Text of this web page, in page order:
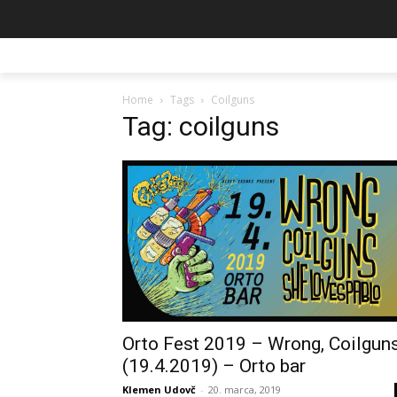
Home Tags Coilguns
Tag: coilguns
Orto Fest 2019 – Wrong,
(19.4.2019) – Orto bar
Klemen Udovč - 20. marca, 2019